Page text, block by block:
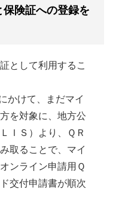
険証への登録を
として利用するこ
かけて、まだマイ
を対象に、地方公
ＩＳ）より、ＱＲ
取ることで、マイ
ンライン申請用Ｑ
交付申請書が順次